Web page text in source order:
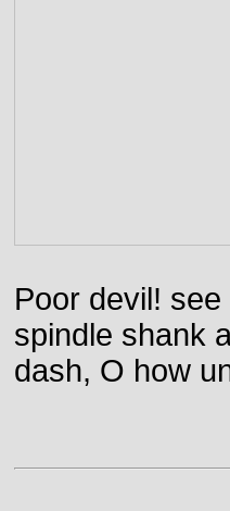
Poor devil!
spindle shank
dash, O how